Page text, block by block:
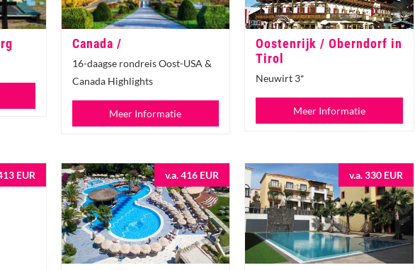
Canada /
16-daagse rondreis Oost-USA &
Canada Highlights
Meer Informatie
Oostenrijk / Oberndorf in
Tirol
Neuwirt 3*
Meer Informatie
EUR v.a. 416 EUR v.a. 330 EUR